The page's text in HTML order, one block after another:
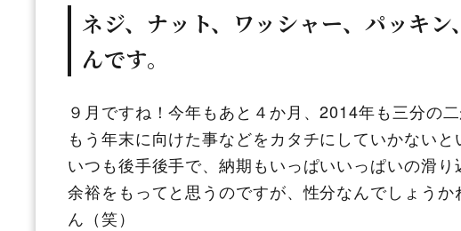
ネジ、ナット、ワッシャー、パッキ
んです。
９月ですね！今年もあと４か月、2014年も三分の二
もう年末に向けた事などをカタチにしていかないと
いつも後手後手で、納期もいっぱいいっぱいの滑り
余裕をもってと思うのですが、性分なんでしょう
ん（笑）